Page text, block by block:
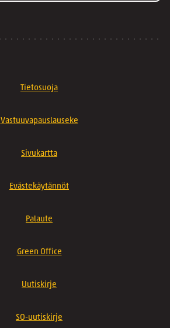
Tietosuoja
Vastuuvapauslauseke
Sivukartta
Evästekäytännöt
Palaute
Green Office
Uutiskirje
SO-uutiskirje